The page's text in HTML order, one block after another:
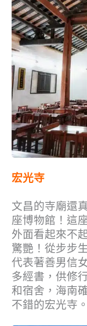
宏光寺
文昌的寺廟還
座博物館！這
外面看起來不
驚艷！從步步
代表著善男信
多經書，供修
和宿舍，海南
不錯的宏光寺。